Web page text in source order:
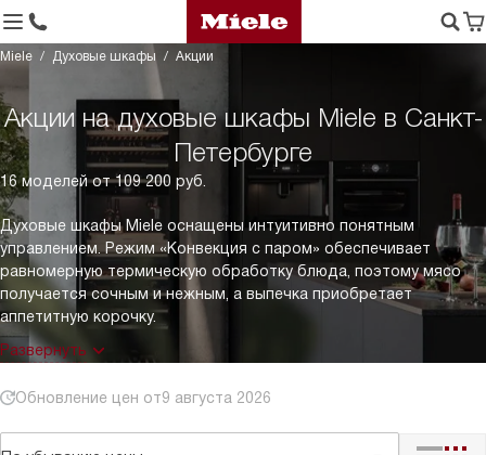
Miele Духовые шкафы Акции
Акции на духовые шкафы Miele в Санкт-
Петербурге
16 моделей от 109 200 руб.
Духовые шкафы Miele оснащены интуитивно понятным
управлением. Режим «Конвекция с паром» обеспечивает
равномерную термическую обработку блюда, поэтому мясо
получается сочным и нежным, а выпечка приобретает
аппетитную корочку.
Развернуть
Обновление цен от9 августа 2026